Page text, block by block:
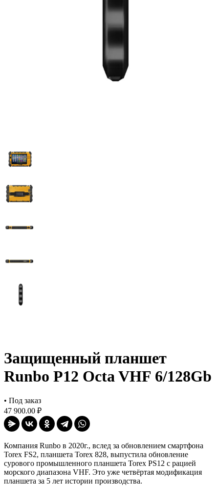
Защищенный планшет
Runbo P12 Octa VHF 6/128Gb
• Под заказ
47 900.00 ₽
Компания Runbo в 2020г., вслед за обновлением смартфона
Torex FS2, планшета Torex 828, выпустила обновление
сурового промышленного планшета Torex PS12 с рацией
морского диапазона VHF. Это уже четвёртая модификация
планшета за 5 лет истории производства.